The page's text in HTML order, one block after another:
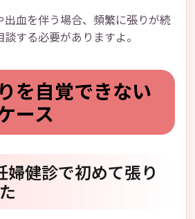
出血を伴う場合、頻繁に張りが続
する必要がありますよ。
を自覚できない
ース
婦健診で初めて張り